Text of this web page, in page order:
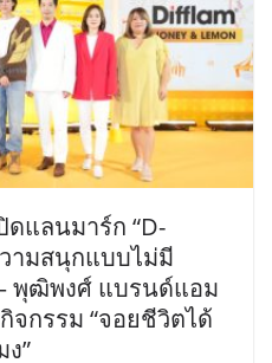
แลนมาร์ก “D-
ามสนุกแบบไม่มี
พุฒิพงศ์ แบรนด์แอม
จกรรม “จอยชีวิตได้
”